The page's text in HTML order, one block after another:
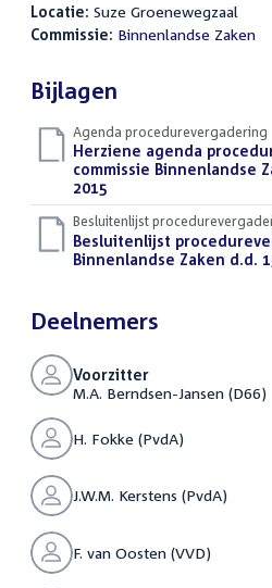
Locatie: Suze Groenewegzaal
Commissie: Binnenlandse Zaken
Bijlagen
Agenda procedurevergadering
Download
bestand:
Herziene agenda
commissie Binnenlandse
2015
Besluitenlijst
Download
bestand:
Besluitenlijst
Binnenlandse Zaken d.d.
Deelnemers
Voorzitter
M.A. Berndsen-Jansen (D66)
H. Fokke (PvdA)
J.W.M. Kerstens (PvdA)
F. van Oosten (VVD)